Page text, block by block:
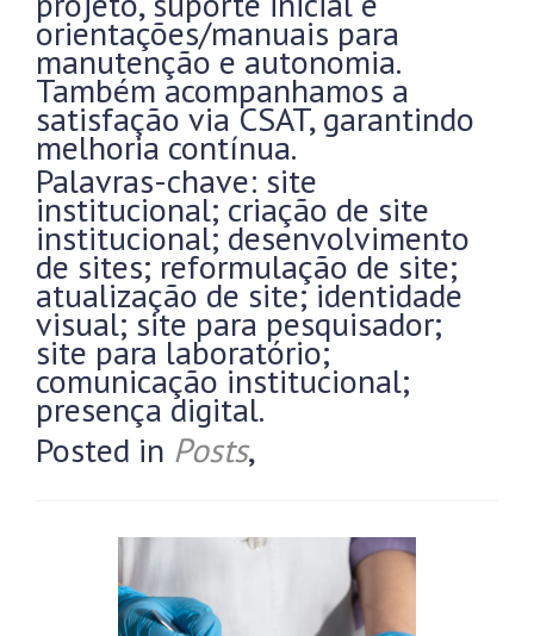
orientações/manuais para
manutenção e autonomia.
Também acompanhamos a
satisfação via CSAT, garantindo
melhoria contínua.
Palavras-chave: site
institucional; criação de site
institucional; desenvolvimento
de sites; reformulação de site;
atualização de site; identidade
visual; site para pesquisador;
site para laboratório;
comunicação institucional;
presença digital.
Posted in Posts,